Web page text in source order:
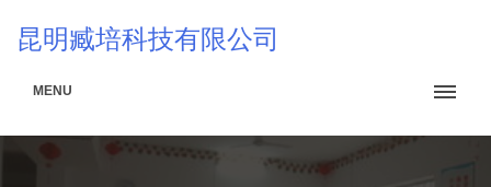
昆明臧培科技有限公司
MENU